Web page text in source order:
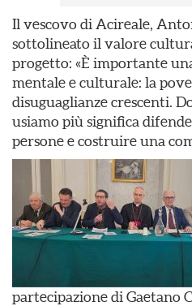
Il vescovo di Acireale,
sottolineato il valore
progetto: «È importante
mentale e culturale: la
disuguaglianze crescenti.
usiamo più significa
persone e costruire una
partecipazione di Gaetano